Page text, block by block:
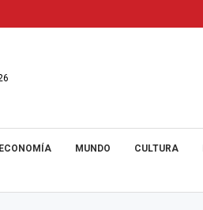
ECONOMÍA MUNDO CULTURA